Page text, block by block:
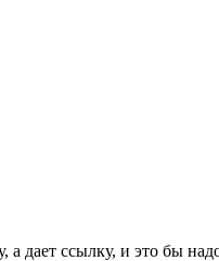
ссылку, и это бы